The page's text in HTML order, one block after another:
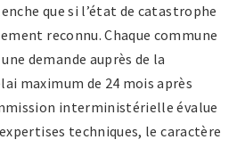
que si l’état de catastrophe
reconnu. Chaque commune
demande auprès de la
maximum de 24 mois après
interministérielle évalue
techniques, le caractère